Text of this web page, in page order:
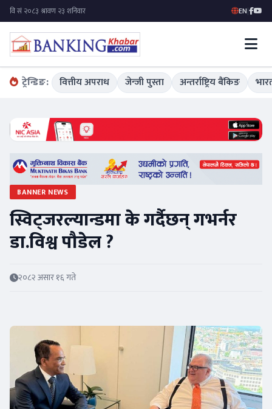
EN|
ट्रेन्डिङ: वित्तीय अपराध जेन्जी पुस्ता अन्तर्राष्ट्रिय बैंकिङ
BANNER NEWS
स्विट्जरल्यान्डमा के गर्दैछन् गभर्नर
डा.विश्व पौडेल ?
२०८२ असार १६ गते